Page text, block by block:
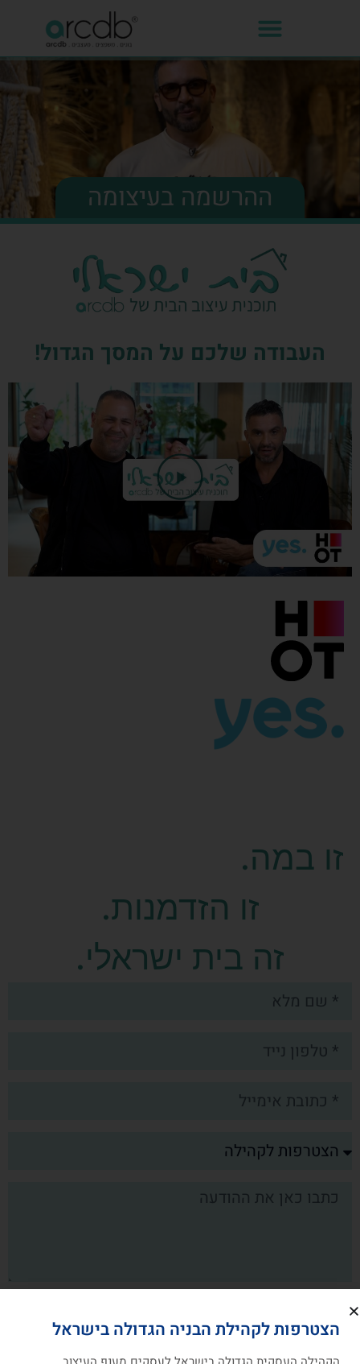
ההרשמה בעיצומה
העבודה שלכם על המסך הגדול!
זו במה.
זו הזדמנות.
זה בית ישראלי.
החברה, מסכים/ה לתנאים, ומסכים/ה לקבל עדכונים,
דיוור פרסומי ו/או מסרונים מחברת arcdb
הצטרפות לקהילת הבניה הגדולה בישראל